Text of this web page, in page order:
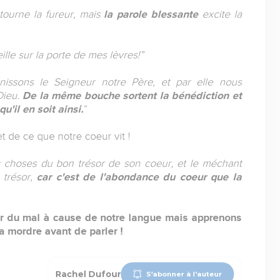
la fureur, maisla parole blessanteexcite la
sur la porte de mes lèvres!”
le Seigneur notre Père, et par elle nous
De la même bouche sortent la bénédiction et
en soit ainsi.”
de ce que notre coeur vit !
choses du bon trésor de son coeur, et le méchant
car c'est de l'abondance du coeur que la
du mal à cause de notre langue mais apprenons
mordre avant de parler !
Rachel Dufour S'abonner à l'auteur